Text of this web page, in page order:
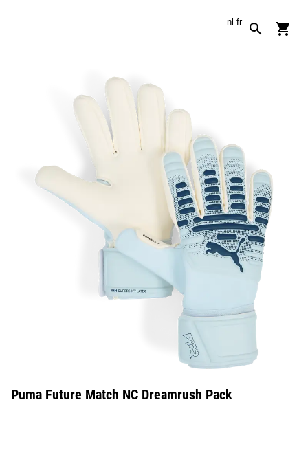
nl fr
Puma Future Match NC Dreamrush Pack